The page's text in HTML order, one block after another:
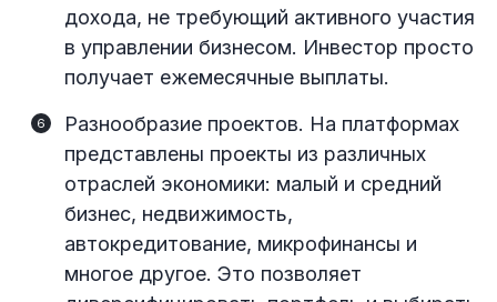
дохода, не требующий активного участия
в управлении бизнесом. Инвестор просто
получает ежемесячные выплаты.
Разнообразие проектов. На платформах
представлены проекты из различных
отраслей экономики: малый и средний
бизнес, недвижимость,
автокредитование, микрофинансы и
многое другое. Это позволяет